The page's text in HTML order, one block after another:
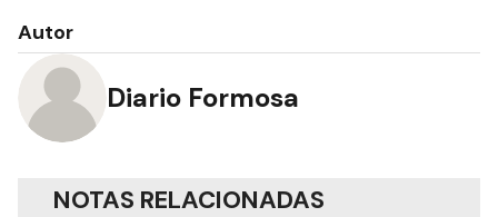
Autor
Diario Formosa
NOTAS RELACIONADAS